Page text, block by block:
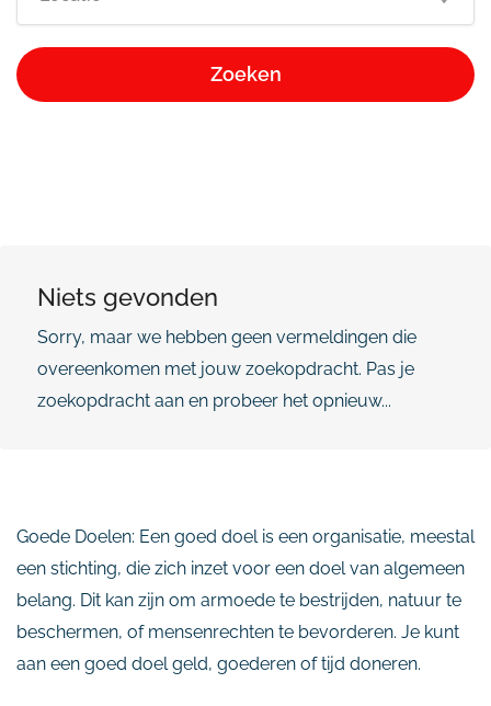
Zoeken
Niets gevonden
Sorry, maar we hebben geen vermeldingen die
overeenkomen met jouw zoekopdracht. Pas je
zoekopdracht aan en probeer het opnieuw...
Goede Doelen: Een goed doel is een organisatie, meestal
een stichting, die zich inzet voor een doel van algemeen
belang. Dit kan zijn om armoede te bestrijden, natuur te
beschermen, of mensenrechten te bevorderen. Je kunt
aan een goed doel geld, goederen of tijd doneren.